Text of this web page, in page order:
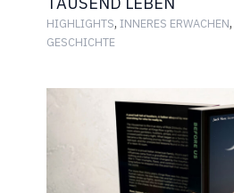
HIGHLIGHTS, INNERES ERWACHEN,
GESCHICHTE